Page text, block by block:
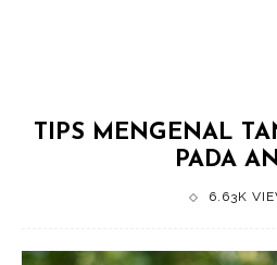
TIPS MENGENAL
PADA
6.63K